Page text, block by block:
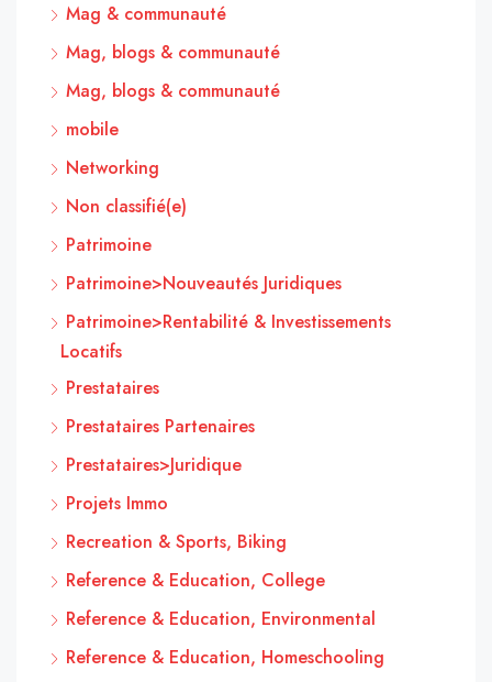
Mag & communauté
Mag, blogs & communauté
Mag, blogs & communauté
mobile
Networking
Non classifié(e)
Patrimoine
Patrimoine>Nouveautés Juridiques
Patrimoine>Rentabilité & Investissements
Locatifs
Prestataires
Prestataires Partenaires
Prestataires>Juridique
Projets Immo
Recreation & Sports, Biking
Reference & Education, College
Reference & Education, Environmental
Reference & Education, Homeschooling